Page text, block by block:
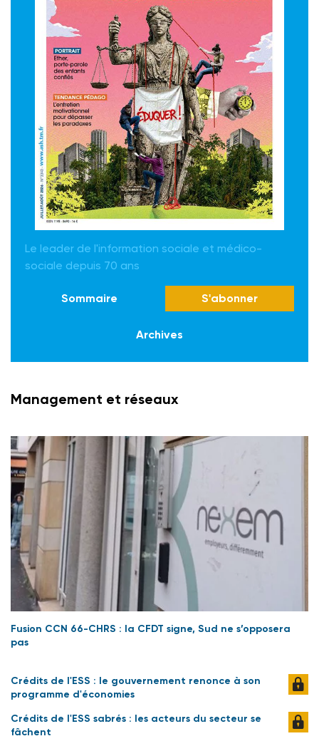
Le leader de l'information sociale et médico-
sociale depuis 70 ans
Sommaire S'abonner
Archives
Management et réseaux
Fusion CCN 66-CHRS : la CFDT signe, Sud ne s’opposera
pas
Crédits de l'ESS : le gouvernement renonce à son
programme d'économies
Crédits de l'ESS sabrés : les acteurs du secteur se
fâchent